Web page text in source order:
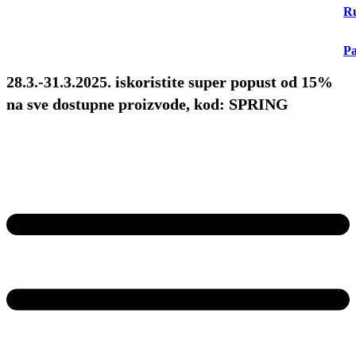
28.3.-31.3.2025. iskoristite super popust od 15%
na sve dostupne proizvode, kod: SPRING